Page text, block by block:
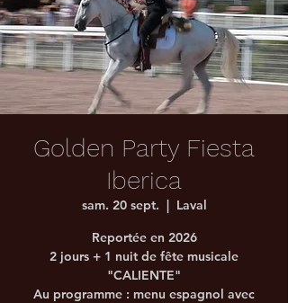
Golden Party Fiesta
Iberica
sam. 20 sept.
  |
Laval
Reportée en 2026
2 jours + 1 nuit de fête musicale
"CALIENTE"
Au programme : menu espagnol avec